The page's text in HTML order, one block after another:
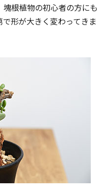
根植物の初心者の方にも
形が大きく変わってきま